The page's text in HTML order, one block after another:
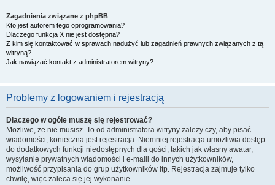
Zagadnienia związane z phpBB
Kto jest autorem tego oprogramowania?
Dlaczego funkcja X nie jest dostępna?
Z kim się kontaktować w sprawach nadużyć lub zagadnień prawnych związanych z tą
witryną?
Jak nawiązać kontakt z administratorem witryny?
Problemy z logowaniem i rejestracją
Dlaczego w ogóle muszę się rejestrować?
Możliwe, że nie musisz. To od administratora witryny zależy czy, aby pisać
wiadomości, konieczna jest rejestracja. Niemniej rejestracja umożliwia dostęp
do dodatkowych funkcji niedostępnych dla gości, takich jak własny awatar,
wysyłanie prywatnych wiadomości i e-maili do innych użytkowników,
możliwość przypisania do grup użytkowników itp. Rejestracja zajmuje tylko
chwilę, więc zaleca się jej wykonanie.